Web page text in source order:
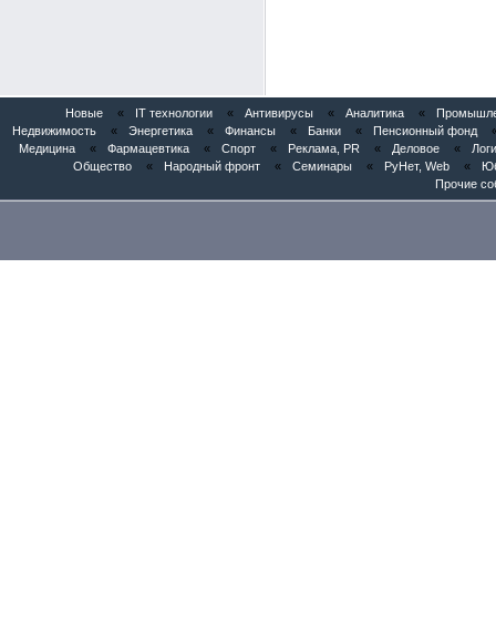
Новые « IT технологии « Антивирусы « Аналитика «
Недвижимость
« Энергетика « Финансы « Банки « Пенсионный фонд
Медицина
« Фармацевтика « Спорт « Реклама, PR « Деловое «
Общество
« Народный фронт « Семинары « РуНет, Web «
Прочие